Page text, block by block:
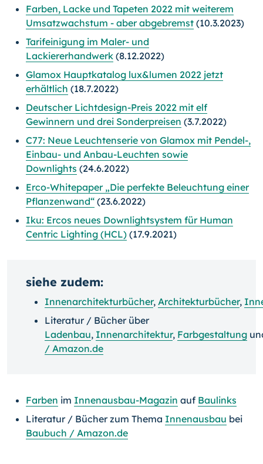
Farben, Lacke und Tapeten 2022 mit weiterem
Umsatzwachstum - aber abgebremst (10.3.2023)
Tarifeinigung im Maler- und
Lackiererhandwerk (8.12.2022)
Glamox Hauptkatalog lux&lumen 2022 jetzt
erhältlich (18.7.2022)
Deutscher Lichtdesign-Preis 2022 mit elf
Gewinnern und drei Sonderpreisen (3.7.2022)
C77: Neue Leuchtenserie von Glamox mit Pendel-,
Einbau- und Anbau-Leuchten sowie
Downlights (24.6.2022)
Erco-Whitepaper „Die perfekte Beleuchtung einer
Pflanzenwand“ (23.6.2022)
Iku: Ercos neues Downlightsystem für Human
Centric Lighting (HCL) (17.9.2021)
siehe zudem:
Innenarchitekturbücher, Architekturbücher,
Literatur / Bücher über
Ladenbau, Innenarchitektur, Farbgestaltung
/ Amazon.de
Farben im Innenausbau-Magazin auf Baulinks
Literatur / Bücher zum Thema Innenausbau bei
Baubuch / Amazon.de